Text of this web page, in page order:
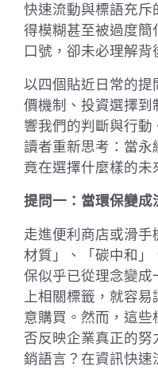
快速流動與標語充斥
得模糊甚至被過度簡
口號，卻未必理解背
以四個貼近日常的提
價機制、投資選擇到
響我們的判斷與行
讀者重新思考：當永
竟在選擇什麼樣的未
提問一：當環保變成
走進便利商店或滑
材質」、「碳中和」
保似乎已從理念變成
上相關標籤，就容
意購買。然而，這
否反映企業真正的
銷語言？在資訊快速